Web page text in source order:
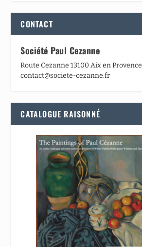
CONTACT
Société Paul Cezanne
Route Cezanne 13100 Aix en Provence
contact@societe-cezanne.fr
CATALOGUE RAISONNÉ